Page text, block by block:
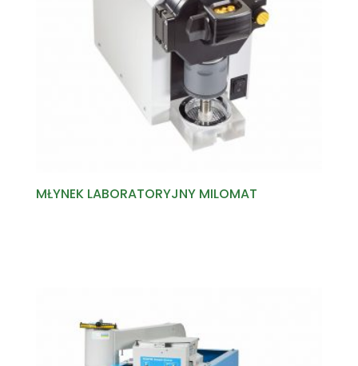
MŁYNEK LABORATORYJNY MILOMAT